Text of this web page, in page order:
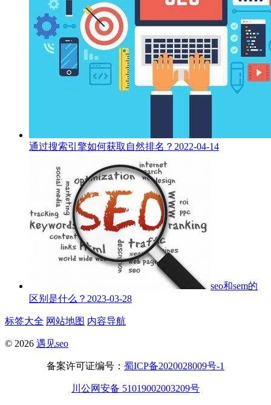
通过搜索引擎如何获取自然排名？ 2022-04-14
seo和sem的
区别是什么？ 2023-03-28
标签大全 网站地图 内容导航
© 2026 遇见seo
备案许可证编号： 蜀ICP备2020028009号-1
川公网安备 51019002003209号